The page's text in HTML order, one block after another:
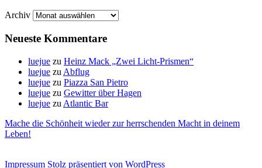
Archiv
Neueste Kommentare
luejue zu Heinz Mack „Zwei Licht-Prismen“
luejue zu Abflug
luejue zu Piazza San Pietro
luejue zu Gewitter über Hagen
luejue zu Atlantic Bar
Mache die Schönheit wieder zur herrschenden Macht in deinem
Leben!
Impressum Stolz präsentiert von WordPress